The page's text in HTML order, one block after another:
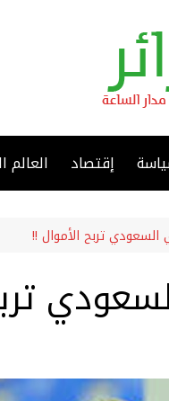
إقتصاد العالم
السعودي تربح الأموال !!